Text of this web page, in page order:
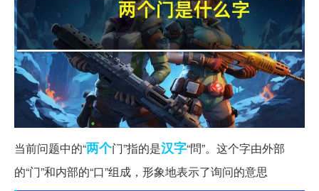
当前问题中的“两个门”指的是汉字“問”。这个字由外部
的“门”和内部的“口”组成，形象地表示了询问的意思